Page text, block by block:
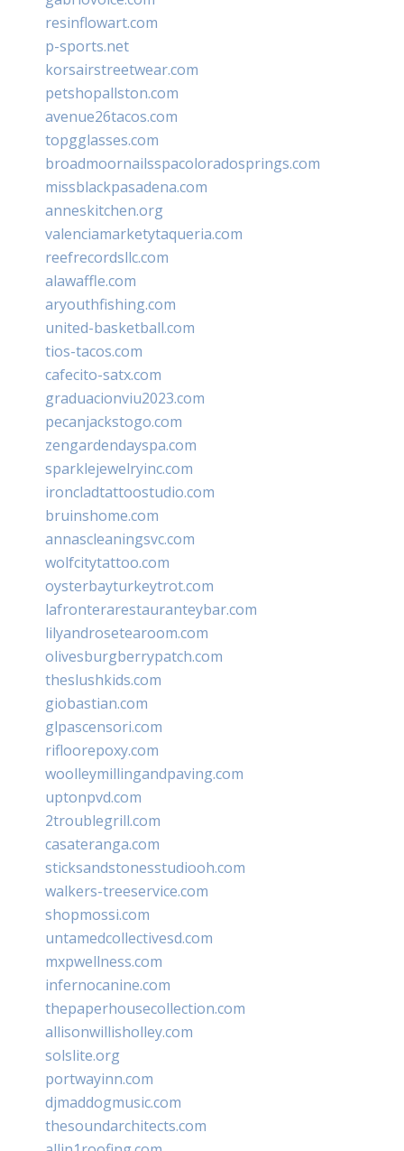
resinflowart.com
p-sports.net
korsairstreetwear.com
petshopallston.com
avenue26tacos.com
topgglasses.com
broadmoornailsspacoloradosprings.com
missblackpasadena.com
anneskitchen.org
valenciamarketytaqueria.com
reefrecordsllc.com
alawaffle.com
aryouthfishing.com
united-basketball.com
tios-tacos.com
cafecito-satx.com
graduacionviu2023.com
pecanjackstogo.com
zengardendayspa.com
sparklejewelryinc.com
ironcladtattoostudio.com
bruinshome.com
annascleaningsvc.com
wolfcitytattoo.com
oysterbayturkeytrot.com
lafronterarestauranteybar.com
lilyandrosetearoom.com
olivesburgberrypatch.com
theslushkids.com
giobastian.com
glpascensori.com
rifloorepoxy.com
woolleymillingandpaving.com
uptonpvd.com
2troublegrill.com
casateranga.com
sticksandstonesstudiooh.com
walkers-treeservice.com
shopmossi.com
untamedcollectivesd.com
mxpwellness.com
infernocanine.com
thepaperhousecollection.com
allisonwillisholley.com
solslite.org
portwayinn.com
djmaddogmusic.com
thesoundarchitects.com